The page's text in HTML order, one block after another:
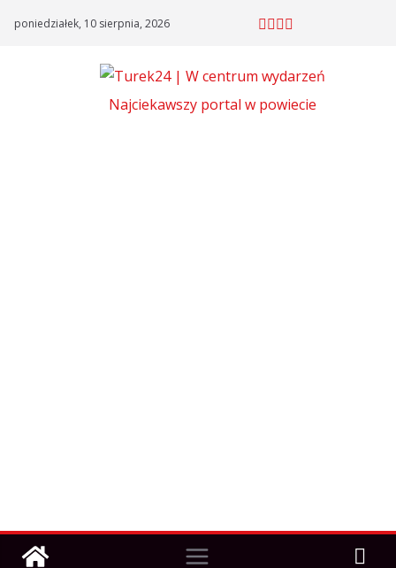
poniedziałek, 10 sierpnia, 2026
Najciekawszy portal w powiecie